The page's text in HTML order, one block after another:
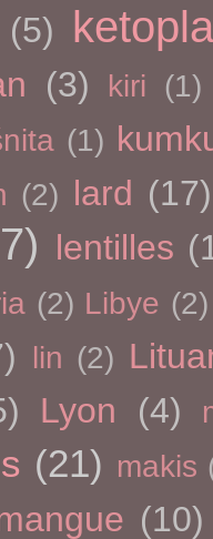
(5)
(3) kiri (1)
(1)
(2) lard (17)
lentilles
(2) Libye (2)
lin (2)
Lyon (4)
(21) makis
(10)